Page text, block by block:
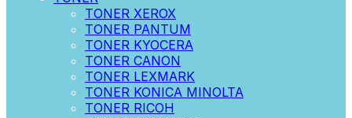
TONER XEROX
TONER PANTUM
TONER KYOCERA
TONER CANON
TONER LEXMARK
TONER KONICA MINOLTA
TONER RICOH